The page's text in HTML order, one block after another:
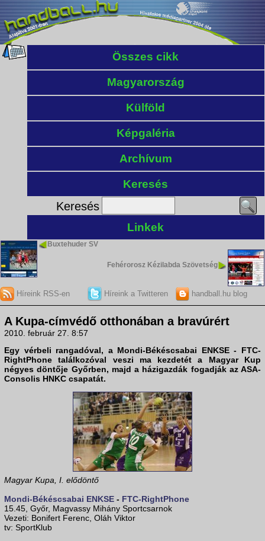
Összes cikk
Magyarország
Külföld
Képgaléria
Archívum
Keresés
Keresés
Linkek
Buxtehuder SV
Fehérorosz Kézilabda Szövetség
Híreink RSS-en Híreink a Twitteren handball.hu blog
A Kupa-címvédő otthonában a bravúrért
2010. február 27. 8:57
Egy vérbeli rangadóval, a Mondi-Békéscsabai ENKSE - FTC-
RightPhone találkozóval veszi ma kezdetét a Magyar Kup
négyes döntője Győrben, majd a házigazdák fogadják az ASA-
Consolis HNKC csapatát.
Magyar Kupa, I. elődöntő
Mondi-Békéscsabai ENKSE - FTC-RightPhone
15.45, Győr, Magvassy Mihány Sportcsarnok
Vezeti: Bonifert Ferenc, Oláh Viktor
tv: SportKlub